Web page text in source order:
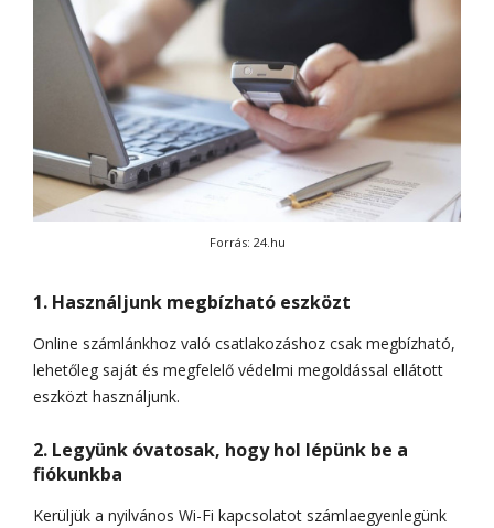
Forrás: 24.hu
1. Használjunk megbízható eszközt
Online számlánkhoz való csatlakozáshoz csak megbízható,
lehetőleg saját és megfelelő védelmi megoldással ellátott
eszközt használjunk.
2. Legyünk óvatosak, hogy hol lépünk be a
fiókunkba
Kerüljük a nyilvános Wi-Fi kapcsolatot számlaegyenlegünk